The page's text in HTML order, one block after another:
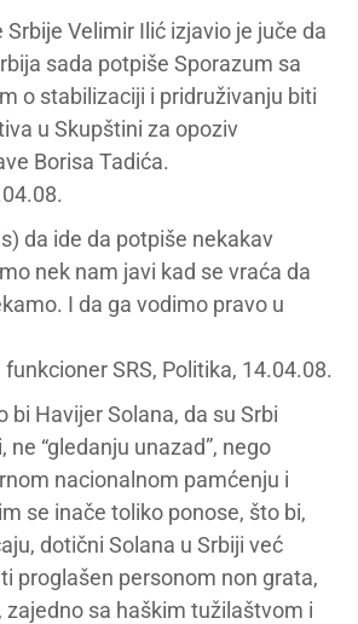
Srbije Velimir Ilić izjavio je juče da
sada potpiše Sporazum sa
o stabilizaciji i pridruživanju biti
u Skupštini za opoziv
Borisa Tadića.
da ide da potpiše nekakav
nek nam javi kad se vraća da
I da ga vodimo pravo u
SRS, Politika, 14.04.08.
bi Havijer Solana, da su Srbi
ne “gledanju unazad”, nego
nacionalnom pamćenju i
se inače toliko ponose, što bi,
dotični Solana u Srbiji već
proglašen personom non grata,
sa haškim tužilaštvom i